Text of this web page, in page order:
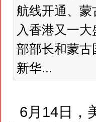
航线开通、
入香港又一
部部长和蒙
新华...
6月14日，